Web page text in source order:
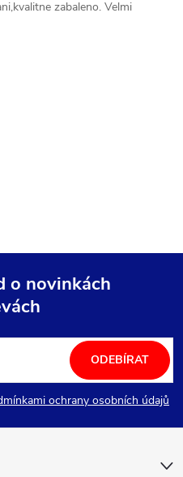
zabaleno. Velmi
o novinkách
ochrany osobních údajů
ODEBÍRAT